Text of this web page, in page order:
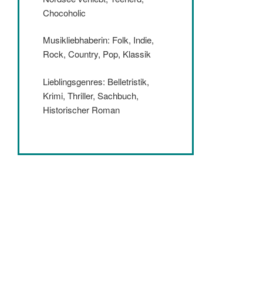
Chocoholic
Musikliebhaberin: Folk, Indie,
Rock, Country, Pop, Klassik
Lieblingsgenres: Belletristik,
Krimi, Thriller, Sachbuch,
Historischer Roman